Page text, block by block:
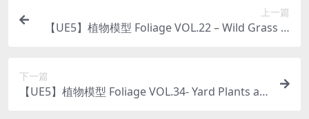
上一篇
【UE5】植物模型 Foliage VOL.22 – Wild Grass (L
下一篇
【UE5】植物模型 Foliage VOL.34- Yard Plants an